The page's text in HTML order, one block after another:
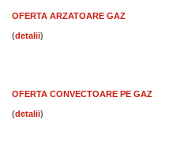
OFERTA ARZATOARE GAZ
( )
OFERTA CONVECTOARE PE GAZ
( )